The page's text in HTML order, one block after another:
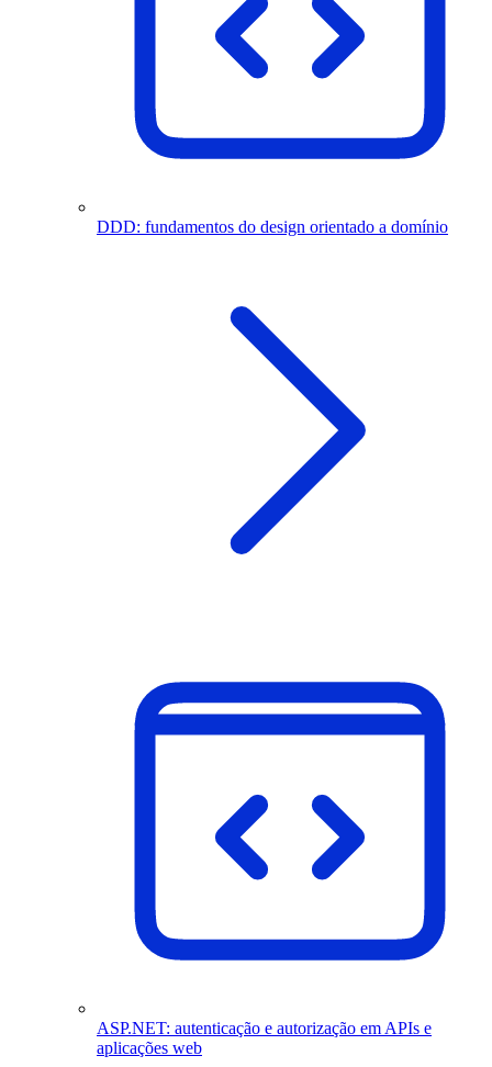
DDD: fundamentos do design orientado a domínio
ASP.NET: autenticação e autorização em APIs e
aplicações web